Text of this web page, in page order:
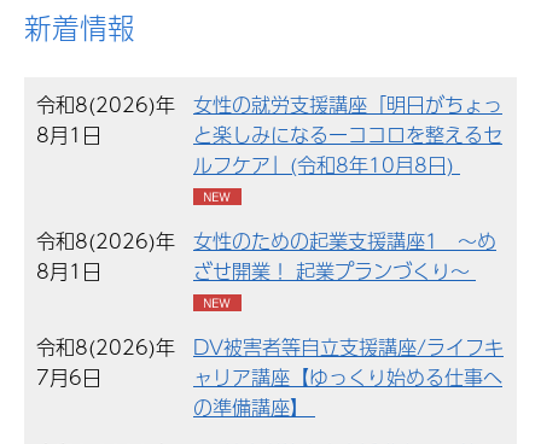
新着情報
令和8(2026)年
8月1日
女性の就労支援講座「明日がちょっ
と楽しみになるーココロを整えるセ
ルフケア」(令和8年10月8日)
令和8(2026)年
8月1日
女性のための起業支援講座1 ～め
ざせ開業！ 起業プランづくり～
令和8(2026)年
7月6日
DV被害者等自立支援講座/ライフキ
ャリア講座【ゆっくり始める仕事へ
の準備講座】